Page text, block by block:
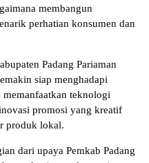
membangun
perhatian konsumen dan
Padang Pariaman
siap menghadapi
teknologi
promosi yang kreatif
produk lokal.
dari upaya Pemkab Padang